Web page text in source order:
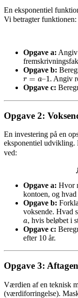
En eksponentiel
Vi betragter funktionen:
Opgave a:
Opgave b:
r=a–1
. Angiv
Opgave c:
Opgave 2:
En investering på en
eksponentiel udvikling.
ved:
Opgave a: Hvor
kontoen, og
Opgave b:
voksende. Hvad
a
, hvis beløbet i
Opgave c:
efter 10 år.
Opgave 3:
Værdien af en teknisk
(værdiforringelse).